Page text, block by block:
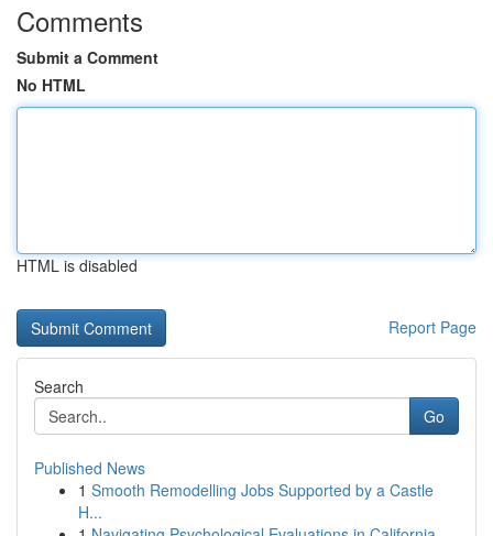
Comments
Submit a Comment
No HTML
HTML is disabled
Report Page
Search
Go
Published News
1 Smooth Remodelling Jobs Supported by a Castle
H...